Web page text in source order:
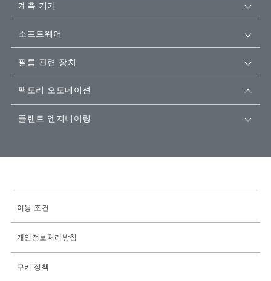
계측 기기
소프트웨어
필름 관련 장치
팩토리 오토메이션
플랜트 엔지니어링
이용 조건
개인정보처리방침
쿠키 정책